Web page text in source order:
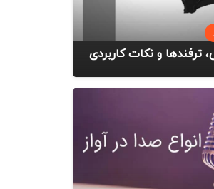
ترفندها و نکات کاربردی